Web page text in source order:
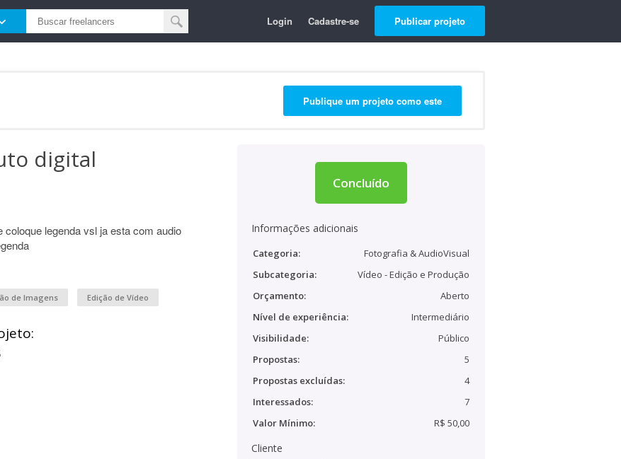
Login Cadastre-se Publicar projeto
Publique um projeto como este
digital
legenda vsl ja esta com audio
de Imagens Edição de Vídeo
Concluído
Informações adicionais
Categoria:
Fotografia & AudioVisual
Subcategoria:
Vídeo - Edição e Produção
Orçamento:
Aberto
Nível de experiência:
Intermediário
Visibilidade:
Público
Propostas:
5
Propostas excluídas:
4
Interessados:
7
Valor Mínimo:
R$ 50,00
Cliente